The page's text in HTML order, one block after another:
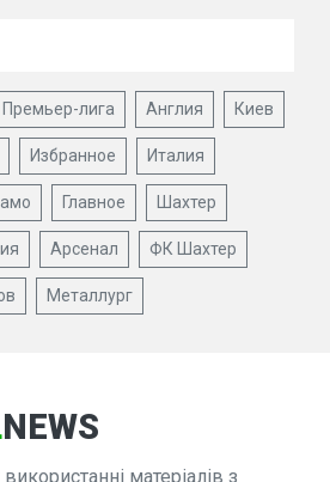
Премьер-лига Англия Киев
Избранное Италия
Главное Шахтер
Арсенал ФК Шахтер
Металлург
NEWS
матеріалів з